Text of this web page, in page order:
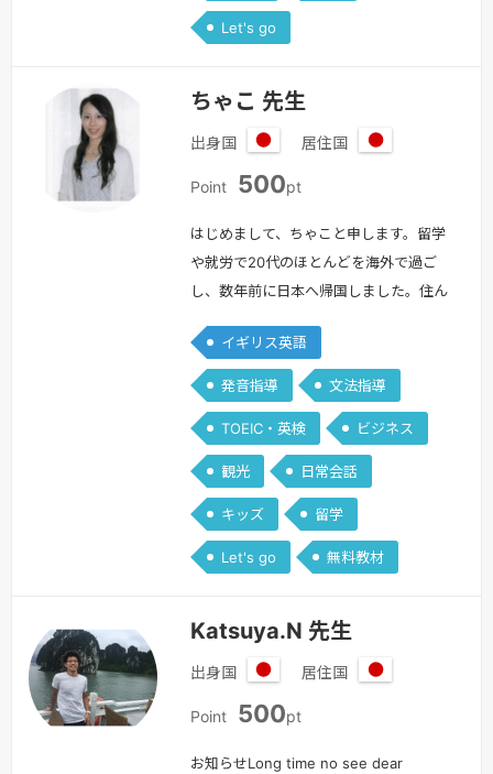
いきましょう…
Let's go
ちゃこ 先生
出身国
本
居住国
Point 500pt
はじめまして、ちゃこと申します。留学
や就労で20代のほとんどを海外で過ご
し、数年前に日本へ帰国しました。住ん
旅行や仕事で様々な国と地域へ訪れるチ
ャンスがあり、多様な人々そして文化と
出会い、見聞が広がり、自身の人生観も
豊かになりました。英語があったからこ
そ、できた貴重な経験、自分の将来の可
能性を広げられることができました。英
語をツールとして、皆様の人生が豊かに
なる…
続きを見る »
イギリス英語
発音指導 文法指導
TOEIC・英検 ビジネス
観光 日常会話
キッズ 留学
Let's go 無料教材
Katsuya.N 先生
出身国
本
居住国
Point 500pt
お知らせLong time no see dear